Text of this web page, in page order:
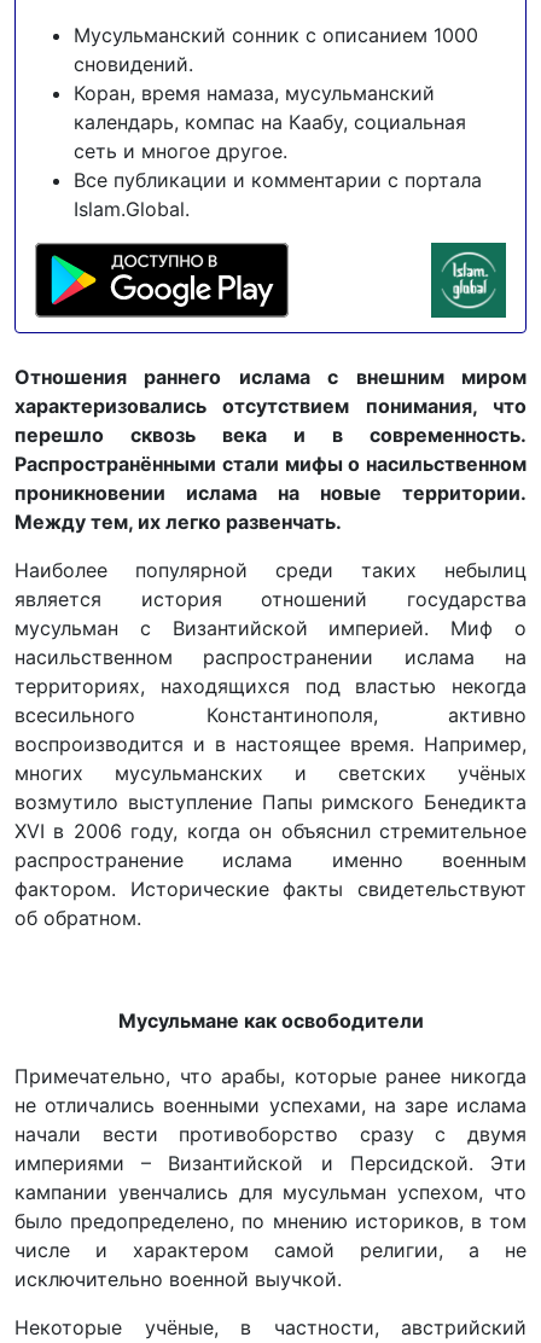
Мусульманский сонник с описанием 1000
сновидений.
Коран, время намаза, мусульманский
календарь, компас на Каабу, социальная
сеть и многое другое.
Все публикации и комментарии с портала
Islam.Global.
Отношения раннего ислама с внешним миром
характеризовались отсутствием понимания, что
перешло сквозь века и в современность.
Распространёнными стали мифы о насильственном
проникновении ислама на новые территории.
Между тем, их легко развенчать.
Наиболее популярной среди таких небылиц
является история отношений государства
мусульман с Византийской империей. Миф о
насильственном распространении ислама на
территориях, находящихся под властью некогда
всесильного Константинополя, активно
воспроизводится и в настоящее время. Например,
многих мусульманских и светских учёных
возмутило выступление Папы римского Бенедикта
XVI в 2006 году, когда он объяснил стремительное
распространение ислама именно военным
фактором. Исторические факты свидетельствуют
об обратном.
Мусульмане как освободители
Примечательно, что арабы, которые ранее никогда
не отличались военными успехами, на заре ислама
начали вести противоборство сразу с двумя
империями – Византийской и Персидской. Эти
кампании увенчались для мусульман успехом, что
было предопределено, по мнению историков, в том
числе и характером самой религии, а не
исключительно военной выучкой.
Некоторые учёные, в частности, австрийский